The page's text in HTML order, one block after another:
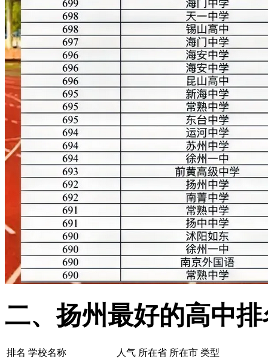
二、扬州最好的高中排
排名 学校名称 人气 所在省 所在市 类型